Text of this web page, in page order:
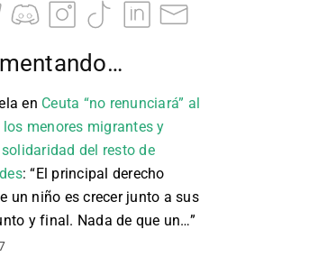
en Ceuta “no renunciará” al
los menores migrantes y
del resto de
: “El principal derecho
un niño es crecer junto a sus
y final. Nada de que un…”